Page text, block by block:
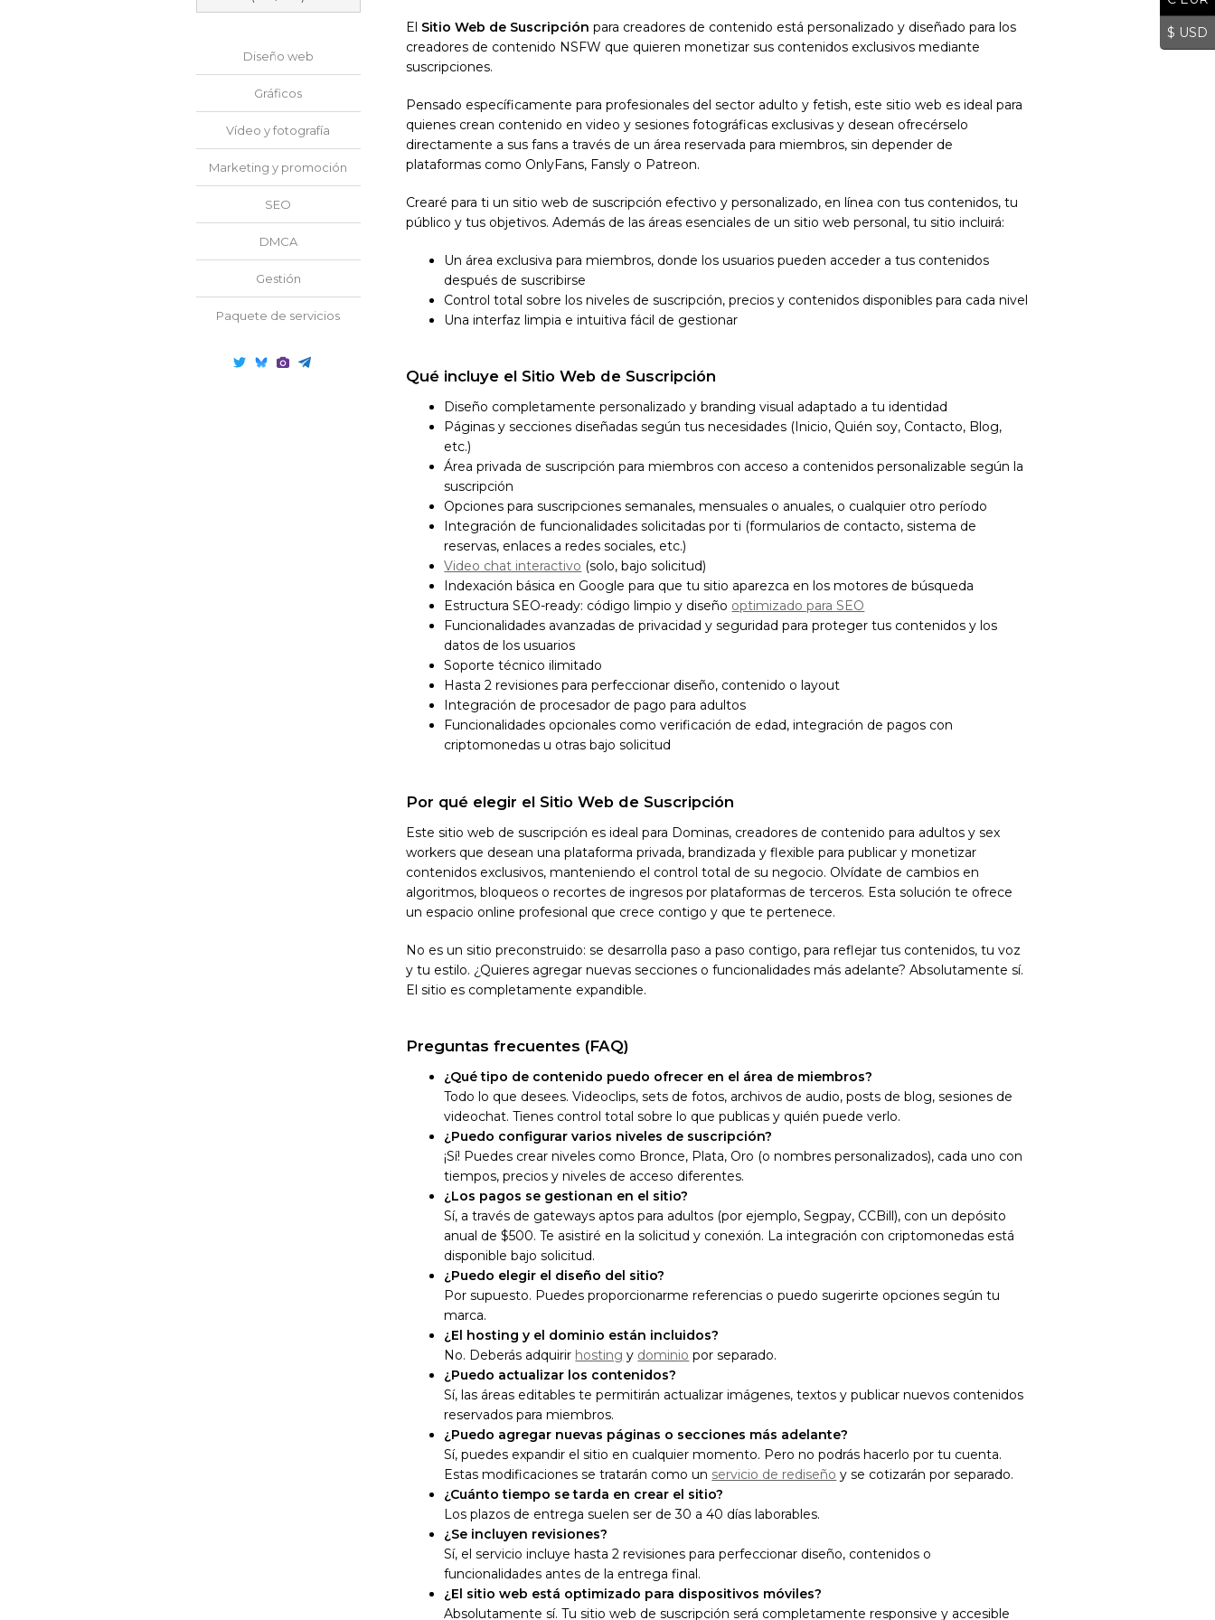
El Sitio Web de Suscripción para creadores de contenido está personalizado y diseñado para los
creadores de contenido NSFW que quieren monetizar sus contenidos exclusivos mediante
suscripciones.
Pensado específicamente para profesionales del sector adulto y fetish, este sitio web es ideal para
quienes crean contenido en video y sesiones fotográficas exclusivas y desean ofrecérselo
directamente a sus fans a través de un área reservada para miembros, sin depender de
plataformas como OnlyFans, Fansly o Patreon.
Crearé para ti un sitio web de suscripción efectivo y personalizado, en línea con tus contenidos, tu
público y tus objetivos. Además de las áreas esenciales de un sitio web personal, tu sitio incluirá:
Un área exclusiva para miembros, donde los usuarios pueden acceder a tus contenidos
después de suscribirse
Control total sobre los niveles de suscripción, precios y contenidos disponibles para cada nivel
Una interfaz limpia e intuitiva fácil de gestionar
Qué incluye el Sitio Web de Suscripción
Diseño completamente personalizado y branding visual adaptado a tu identidad
Páginas y secciones diseñadas según tus necesidades (Inicio, Quién soy, Contacto, Blog,
etc.)
Área privada de suscripción para miembros con acceso a contenidos personalizable según la
suscripción
Opciones para suscripciones semanales, mensuales o anuales, o cualquier otro período
Integración de funcionalidades solicitadas por ti (formularios de contacto, sistema de
reservas, enlaces a redes sociales, etc.)
Video chat interactivo (solo, bajo solicitud)
Indexación básica en Google para que tu sitio aparezca en los motores de búsqueda
Estructura SEO-ready: código limpio y diseño optimizado para SEO
Funcionalidades avanzadas de privacidad y seguridad para proteger tus contenidos y los
datos de los usuarios
Soporte técnico ilimitado
Hasta 2 revisiones para perfeccionar diseño, contenido o layout
Integración de procesador de pago para adultos
Funcionalidades opcionales como verificación de edad, integración de pagos con
criptomonedas u otras bajo solicitud
Por qué elegir el Sitio Web de Suscripción
Este sitio web de suscripción es ideal para Dominas, creadores de contenido para adultos y sex
workers que desean una plataforma privada, brandizada y flexible para publicar y monetizar
contenidos exclusivos, manteniendo el control total de su negocio. Olvídate de cambios en
algoritmos, bloqueos o recortes de ingresos por plataformas de terceros. Esta solución te ofrece
un espacio online profesional que crece contigo y que te pertenece.
No es un sitio preconstruido: se desarrolla paso a paso contigo, para reflejar tus contenidos, tu voz
y tu estilo. ¿Quieres agregar nuevas secciones o funcionalidades más adelante? Absolutamente sí.
El sitio es completamente expandible.
Preguntas frecuentes (FAQ)
¿Qué tipo de contenido puedo ofrecer en el área de miembros?
Todo lo que desees. Videoclips, sets de fotos, archivos de audio, posts de blog, sesiones de
videochat. Tienes control total sobre lo que publicas y quién puede verlo.
¿Puedo configurar varios niveles de suscripción?
¡Sí! Puedes crear niveles como Bronce, Plata, Oro (o nombres personalizados), cada uno con
tiempos, precios y niveles de acceso diferentes.
¿Los pagos se gestionan en el sitio?
Sí, a través de gateways aptos para adultos (por ejemplo, Segpay, CCBill), con un depósito
anual de $500. Te asistiré en la solicitud y conexión. La integración con criptomonedas está
disponible bajo solicitud.
¿Puedo elegir el diseño del sitio?
Por supuesto. Puedes proporcionarme referencias o puedo sugerirte opciones según tu
marca.
¿El hosting y el dominio están incluidos?
No. Deberás adquirir hosting y dominio por separado.
¿Puedo actualizar los contenidos?
Sí, las áreas editables te permitirán actualizar imágenes, textos y publicar nuevos contenidos
reservados para miembros.
¿Puedo agregar nuevas páginas o secciones más adelante?
Sí, puedes expandir el sitio en cualquier momento. Pero no podrás hacerlo por tu cuenta.
Estas modificaciones se tratarán como un servicio de rediseño y se cotizarán por separado.
¿Cuánto tiempo se tarda en crear el sitio?
Los plazos de entrega suelen ser de 30 a 40 días laborables.
¿Se incluyen revisiones?
Sí, el servicio incluye hasta 2 revisiones para perfeccionar diseño, contenidos o
funcionalidades antes de la entrega final.
¿El sitio web está optimizado para dispositivos móviles?
Absolutamente sí. Tu sitio web de suscripción será completamente responsive y accesible
Diseño web
Gráficos
Vídeo y fotografía
Marketing y promoción
SEO
DMCA
Gestión
Paquete de servicios
twitterblueskyunsplashtelegram
$ USD